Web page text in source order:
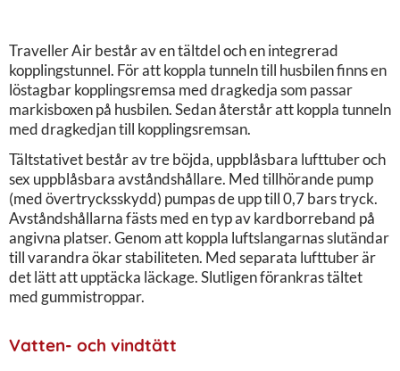
Traveller Air består av en tältdel och en integrerad
kopplingstunnel. För att koppla tunneln till husbilen finns en
löstagbar kopplingsremsa med dragkedja som passar
markisboxen på husbilen. Sedan återstår att koppla tunneln
med dragkedjan till kopplingsremsan.
Tältstativet består av tre böjda, uppblåsbara lufttuber och
sex uppblåsbara avståndshållare. Med tillhörande pump
(med övertrycksskydd) pumpas de upp till 0,7 bars tryck.
Avståndshållarna fästs med en typ av kardborreband på
angivna platser. Genom att koppla luftslangarnas slutändar
till varandra ökar stabiliteten. Med separata lufttuber är
det lätt att upptäcka läckage. Slutligen förankras tältet
med gummistroppar.
Vatten- och vindtätt